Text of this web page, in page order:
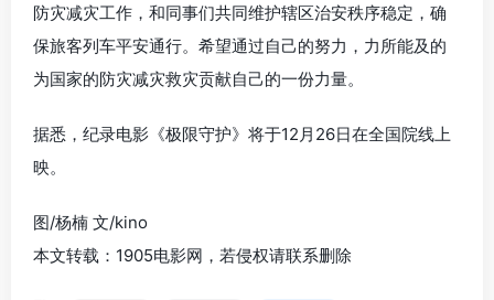
防灾减灾工作，和同事们共同维护辖区治安秩序稳定，确
保旅客列车平安通行。希望通过自己的努力，力所能及的
为国家的防灾减灾救灾贡献自己的一份力量。
据悉，纪录电影《极限守护》将于12月26日在全国院线上
映。
图/杨楠 文/kino
本文转载：1905电影网，若侵权请联系删除